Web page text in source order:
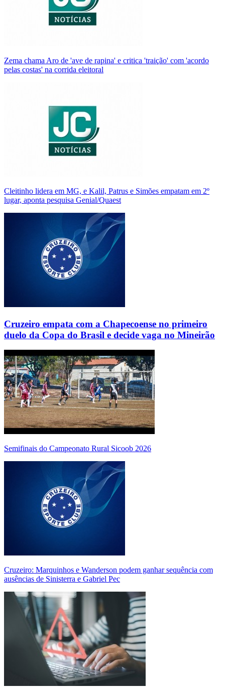
Zema chama Aro de 'ave de rapina' e critica 'traição' com 'acordo
pelas costas' na corrida eleitoral
Cleitinho lidera em MG, e Kalil, Patrus e Simões empatam em 2º
lugar, aponta pesquisa Genial/Quaest
Cruzeiro empata com a Chapecoense no primeiro
duelo da Copa do Brasil e decide vaga no Mineirão
Semifinais do Campeonato Rural Sicoob 2026
Cruzeiro: Marquinhos e Wanderson podem ganhar sequência com
ausências de Sinisterra e Gabriel Pec